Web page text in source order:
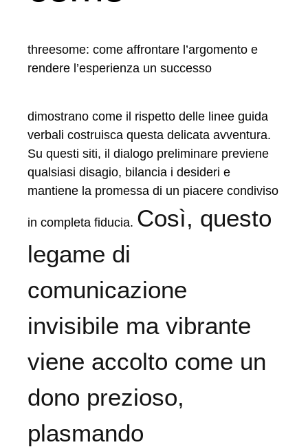
threesome: come affrontare l’argomento e
rendere l’esperienza un successo
dimostrano come il rispetto delle linee guida
verbali costruisca questa delicata avventura.
Su questi siti, il dialogo preliminare previene
qualsiasi disagio, bilancia i desideri e
mantiene la promessa di un piacere condiviso
in completa fiducia. Così, questo
legame di
comunicazione
invisibile ma vibrante
viene accolto come un
dono prezioso,
plasmando